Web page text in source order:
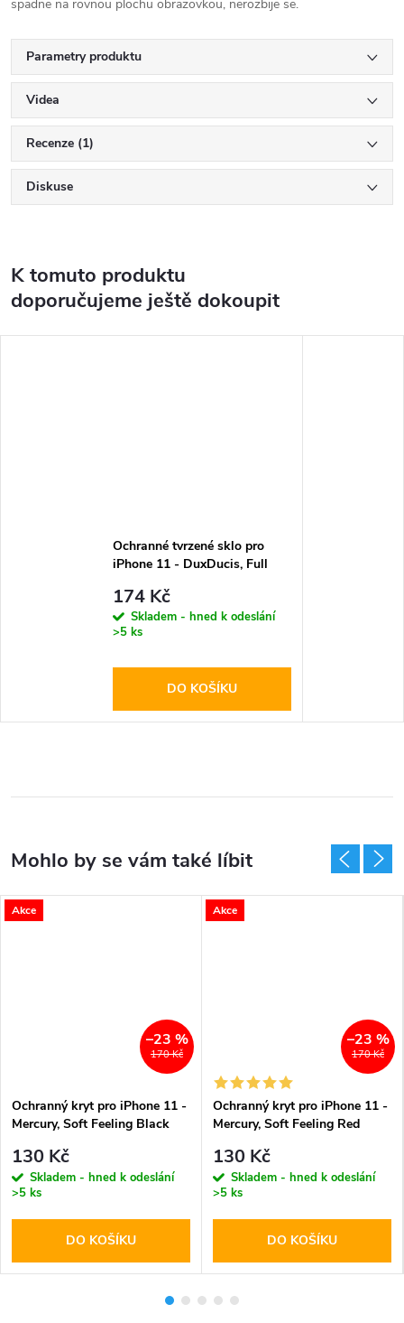
spadne na rovnou plochu obrazovkou, nerozbije se.
Parametry produktu
Videa
Recenze (1)
Diskuse
K tomuto produktu
doporučujeme ještě dokoupit
Ochranné tvrzené sklo pro
iPhone 11 - DuxDucis, Full
174 Kč
Skladem - hned k odeslání
>5 ks
DO KOŠÍKU
Akce
170 Kč
–23 %
Ochranný kryt pro iPhone 11 -
Mercury, Soft Feeling Black
130 Kč
Skladem - hned k odeslání
>5 ks
DO KOŠÍKU
Akce
170 Kč
–23 %
Ochranný kryt pro iPhone 11 -
Mercury, Soft Feeling Red
130 Kč
Skladem - hned k odeslání
>5 ks
DO KOŠÍKU